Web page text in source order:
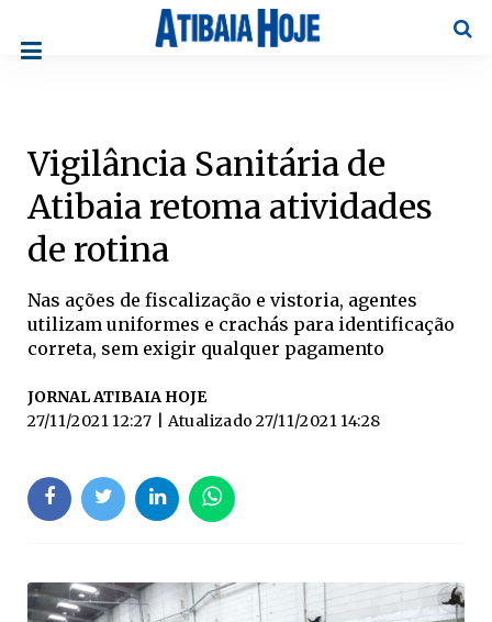
Vigilância Sanitária de
Atibaia retoma atividades
de rotina
Nas ações de fiscalização e vistoria, agentes
utilizam uniformes e crachás para identificação
correta, sem exigir qualquer pagamento
JORNAL ATIBAIA HOJE
27/11/2021 12:27
| Atualizado 27/11/2021 14:28